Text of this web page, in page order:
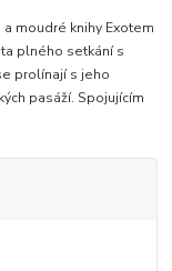
moudré knihy Exotem
plného setkání s
prolínají s jeho
pasáží. Spojujícím